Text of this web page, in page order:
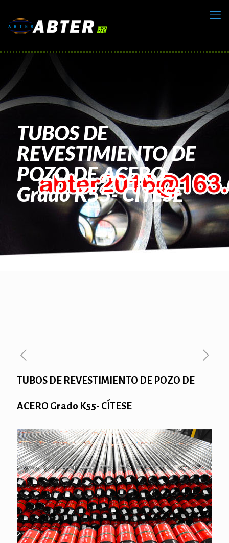
TUBOS DE
REVESTIMIENTO DE
POZO DE ACERO
Grado K55- CÍTESE
TUBOS DE REVESTIMIENTO DE POZO DE
ACERO Grado K55- CÍTESE